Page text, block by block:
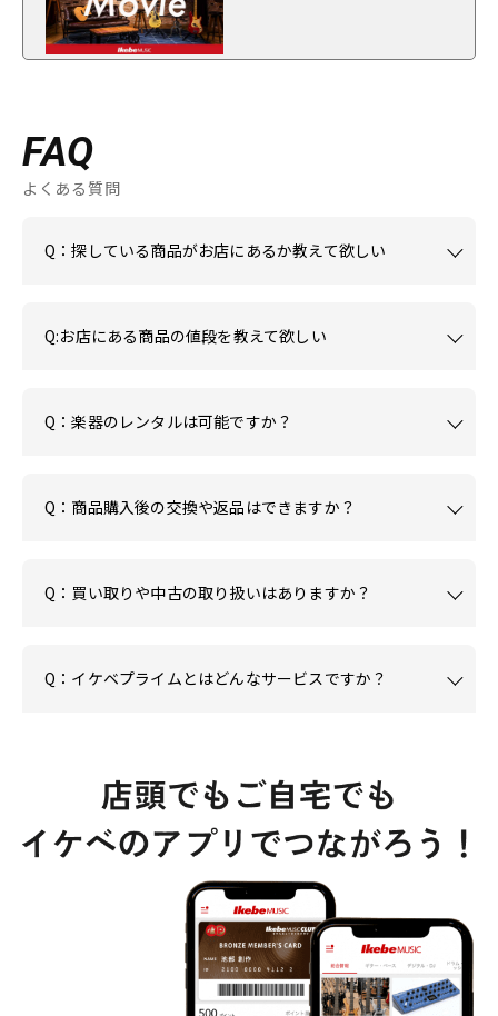
FAQ
よくある質問
Q：探している商品がお店にあるか教えて欲しい
Q:お店にある商品の値段を教えて欲しい
Q：楽器のレンタルは可能ですか？
Q：商品購入後の交換や返品はできますか？
Q：買い取りや中古の取り扱いはありますか？
Q：イケベプライムとはどんなサービスですか？